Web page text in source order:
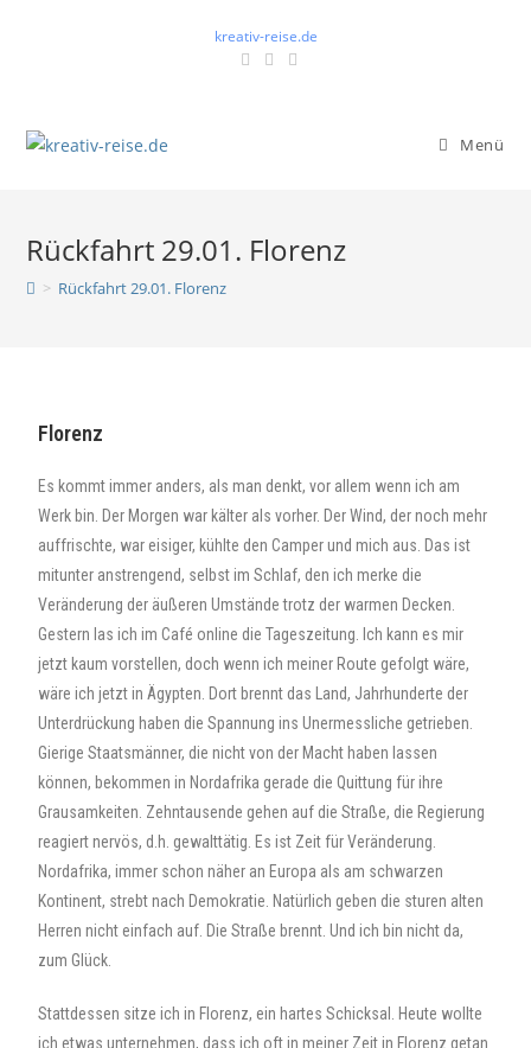
kreativ-reise.de
Menü
Rückfahrt 29.01. Florenz
> Rückfahrt 29.01. Florenz
Florenz
Es kommt immer anders, als man denkt, vor allem wenn ich am
Werk bin. Der Morgen war kälter als vorher. Der Wind, der noch mehr
auffrischte, war eisiger, kühlte den Camper und mich aus. Das ist
mitunter anstrengend, selbst im Schlaf, den ich merke die
Veränderung der äußeren Umstände trotz der warmen Decken.
Gestern las ich im Café online die Tageszeitung. Ich kann es mir
jetzt kaum vorstellen, doch wenn ich meiner Route gefolgt wäre,
wäre ich jetzt in Ägypten. Dort brennt das Land, Jahrhunderte der
Unterdrückung haben die Spannung ins Unermessliche getrieben.
Gierige Staatsmänner, die nicht von der Macht haben lassen
können, bekommen in Nordafrika gerade die Quittung für ihre
Grausamkeiten. Zehntausende gehen auf die Straße, die Regierung
reagiert nervös, d.h. gewalttätig. Es ist Zeit für Veränderung.
Nordafrika, immer schon näher an Europa als am schwarzen
Kontinent, strebt nach Demokratie. Natürlich geben die sturen alten
Herren nicht einfach auf. Die Straße brennt. Und ich bin nicht da,
zum Glück.
Stattdessen sitze ich in Florenz, ein hartes Schicksal. Heute wollte
ich etwas unternehmen, dass ich oft in meiner Zeit in Florenz getan